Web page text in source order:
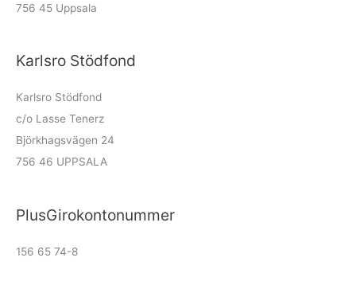
756 45 Uppsala
Karlsro Stödfond
Karlsro Stödfond
c/o Lasse Tenerz
Björkhagsvägen 24
756 46 UPPSALA
PlusGirokontonummer
156 65 74-8